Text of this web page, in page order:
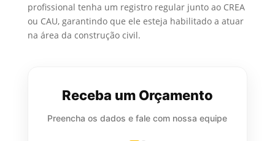
profissional tenha um registro regular junto ao CREA
ou CAU, garantindo que ele esteja habilitado a atuar
na área da construção civil.
Receba um Orçamento
Preencha os dados e fale com nossa equipe